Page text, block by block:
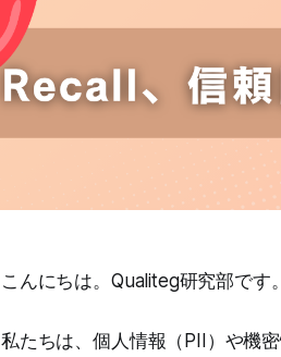
こんにちは。Qualiteg研究部です。
私たちは、個人情報（PII）や機